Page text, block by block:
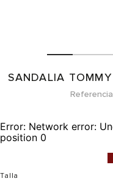
SANDALIA
Referencia
Error: Network error:
position 0
Talla